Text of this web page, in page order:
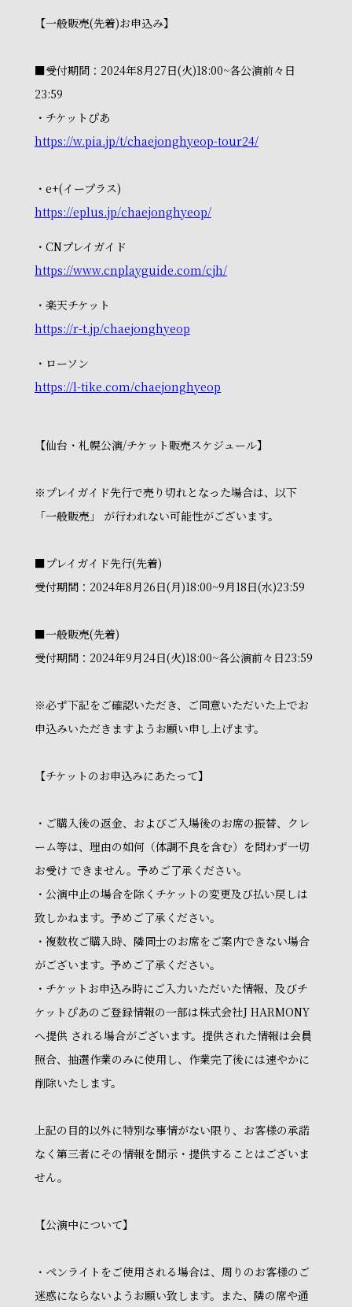
【一般販売(先着)お申込み】
■受付期間：2024年8月27日(火)18:00~各公演前々日
23:59
・チケットぴあ
https://w.pia.jp/t/chaejonghyeop-tour24/
・e+(イープラス)
https://eplus.jp/chaejonghyeop/
・CNプレイガイド
https://www.cnplayguide.com/cjh/
・楽天チケット
https://r-t.jp/chaejonghyeop
・ローソン
https://l-tike.com/chaejonghyeop
【仙台・札幌公演/チケット販売スケジュール】
※プレイガイド先行で売り切れとなった場合は、以下
「一般販売」 が行われない可能性がございます。
■プレイガイド先行(先着)
受付期間：2024年8月26日(月)18:00~9月18日(水)23:59
■一般販売(先着)
受付期間：2024年9月24日(火)18:00~各公演前々日23:59
※必ず下記をご確認いただき、ご同意いただいた上でお
申込みいただきますようお願い申し上げます。
【チケットのお申込みにあたって】
・ご購入後の返金、およびご入場後のお席の振替、クレ
ーム等は、理由の如何（体調不良を含む）を問わず一切
お受け できません。予めご了承ください。
・公演中止の場合を除くチケットの変更及び払い戻しは
致しかねます。予めご了承ください。
・複数枚ご購入時、隣同士のお席をご案内できない場合
がございます。予めご了承ください。
・チケットお申込み時にご入力いただいた情報、及びチ
ケットぴあのご登録情報の一部は株式会社J HARMONY
へ提供 される場合がございます。提供された情報は会員
照合、抽選作業のみに使用し、作業完了後には速やかに
削除いたします。
上記の目的以外に特別な事情がない限り、お客様の承諾
なく第三者にその情報を開示・提供することはございま
せん。
【公演中について】
・ペンライトをご使用される場合は、周りのお客様のご
迷惑にならないようお願い致します。また、隣の席や通